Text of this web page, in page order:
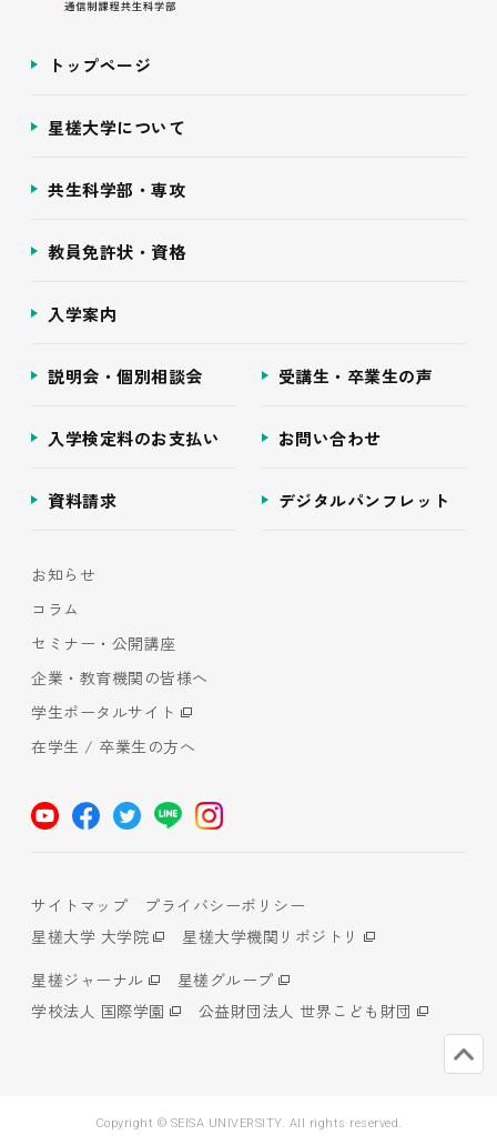
トップページ
星槎大学について
共生科学部・専攻
教員免許状・資格
入学案内
説明会・個別相談会 受講生・卒業生の声
入学検定料のお支払い お問い合わせ
資料請求 デジタルパンフレット
お知らせ
コラム
セミナー・公開講座
企業・教育機関の皆様へ
学生ポータルサイト
在学生 / 卒業生の方へ
サイトマップ
プライバシーポリシー
星槎大学 大学院
星槎大学機関リポジトリ
星槎ジャーナル
星槎グループ
学校法人 国際学園
公益財団法人 世界こども財団
Copyright © SEISA UNIVERSITY. All rights reserved.